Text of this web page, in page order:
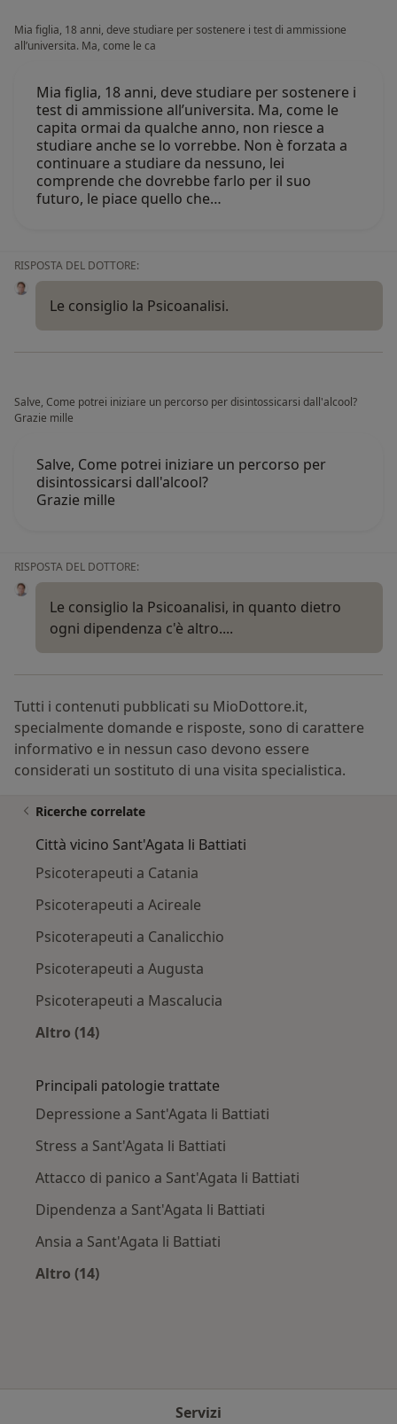
Mia figlia, 18 anni, deve studiare per sostenere i test di ammissione
all’universita. Ma, come le ca
Mia figlia, 18 anni, deve studiare per sostenere i
test di ammissione all’universita. Ma, come le
capita ormai da qualche anno, non riesce a
studiare anche se lo vorrebbe. Non è forzata a
continuare a studiare da nessuno, lei
comprende che dovrebbe farlo per il suo
futuro, le piace quello che…
RISPOSTA DEL DOTTORE:
Le consiglio la Psicoanalisi.
Salve, Come potrei iniziare un percorso per disintossicarsi dall'alcool?
Grazie mille
Salve, Come potrei iniziare un percorso per
disintossicarsi dall'alcool?
Grazie mille
RISPOSTA DEL DOTTORE:
Le consiglio la Psicoanalisi, in quanto dietro
ogni dipendenza c'è altro....
Tutti i contenuti pubblicati su MioDottore.it,
specialmente domande e risposte, sono di carattere
informativo e in nessun caso devono essere
considerati un sostituto di una visita specialistica.
Ricerche correlate
Città vicino Sant'Agata li Battiati
Psicoterapeuti a Catania
Psicoterapeuti a Acireale
Psicoterapeuti a Canalicchio
Psicoterapeuti a Augusta
Psicoterapeuti a Mascalucia
Altro (14)
Principali patologie trattate
Depressione a Sant'Agata li Battiati
Stress a Sant'Agata li Battiati
Attacco di panico a Sant'Agata li Battiati
Dipendenza a Sant'Agata li Battiati
Ansia a Sant'Agata li Battiati
Altro (14)
Servizi